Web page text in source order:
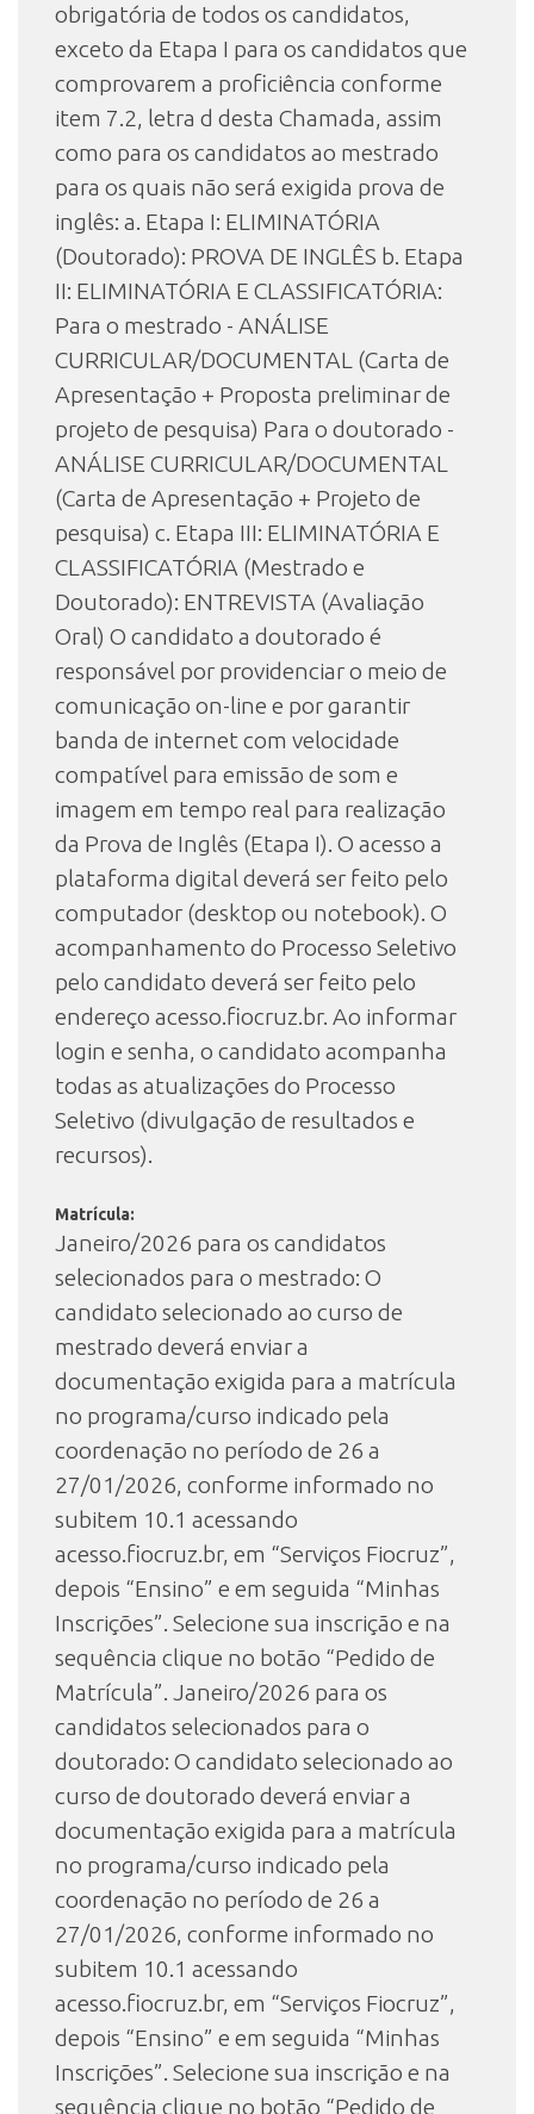
obrigatória de todos os candidatos,
exceto da Etapa I para os candidatos que
comprovarem a proficiência conforme
item 7.2, letra d desta Chamada, assim
como para os candidatos ao mestrado
para os quais não será exigida prova de
inglês: a. Etapa I: ELIMINATÓRIA
(Doutorado): PROVA DE INGLÊS b. Etapa
II: ELIMINATÓRIA E CLASSIFICATÓRIA:
Para o mestrado - ANÁLISE
CURRICULAR/DOCUMENTAL (Carta de
Apresentação + Proposta preliminar de
projeto de pesquisa) Para o doutorado -
ANÁLISE CURRICULAR/DOCUMENTAL
(Carta de Apresentação + Projeto de
pesquisa) c. Etapa III: ELIMINATÓRIA E
CLASSIFICATÓRIA (Mestrado e
Doutorado): ENTREVISTA (Avaliação
Oral) O candidato a doutorado é
responsável por providenciar o meio de
comunicação on-line e por garantir
banda de internet com velocidade
compatível para emissão de som e
imagem em tempo real para realização
da Prova de Inglês (Etapa I). O acesso a
plataforma digital deverá ser feito pelo
computador (desktop ou notebook). O
acompanhamento do Processo Seletivo
pelo candidato deverá ser feito pelo
endereço acesso.fiocruz.br. Ao informar
login e senha, o candidato acompanha
todas as atualizações do Processo
Seletivo (divulgação de resultados e
recursos).
Matrícula:
Janeiro/2026 para os candidatos
selecionados para o mestrado: O
candidato selecionado ao curso de
mestrado deverá enviar a
documentação exigida para a matrícula
no programa/curso indicado pela
coordenação no período de 26 a
27/01/2026, conforme informado no
subitem 10.1 acessando
acesso.fiocruz.br, em “Serviços Fiocruz”,
depois “Ensino” e em seguida “Minhas
Inscrições”. Selecione sua inscrição e na
sequência clique no botão “Pedido de
Matrícula”. Janeiro/2026 para os
candidatos selecionados para o
doutorado: O candidato selecionado ao
curso de doutorado deverá enviar a
documentação exigida para a matrícula
no programa/curso indicado pela
coordenação no período de 26 a
27/01/2026, conforme informado no
subitem 10.1 acessando
acesso.fiocruz.br, em “Serviços Fiocruz”,
depois “Ensino” e em seguida “Minhas
Inscrições”. Selecione sua inscrição e na
sequência clique no botão “Pedido de